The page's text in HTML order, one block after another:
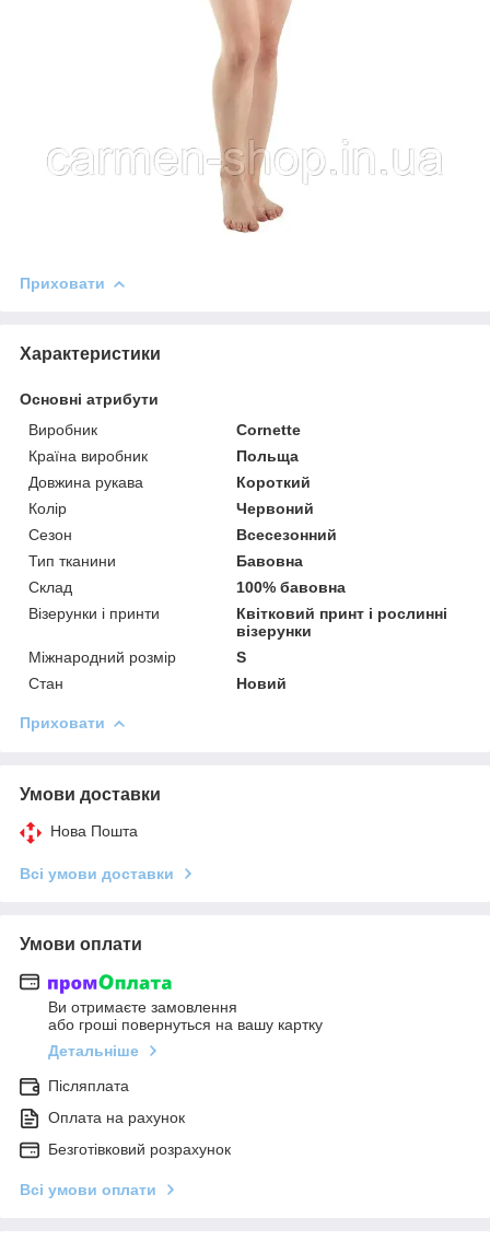
Приховати
Характеристики
Основні атрибути
Виробник
Cornette
Країна виробник
Польща
Довжина рукава
Короткий
Колір
Червоний
Сезон
Всесезонний
Тип тканини
Бавовна
Склад
100% бавовна
Візерунки і принти
Квітковий принт і рослинні
візерунки
Міжнародний розмір
S
Стан
Новий
Приховати
Умови доставки
Нова Пошта
Всі умови доставки
Умови оплати
Ви отримаєте замовлення
або гроші повернуться на вашу картку
Детальніше
Післяплата
Оплата на рахунок
Безготівковий розрахунок
Всі умови оплати